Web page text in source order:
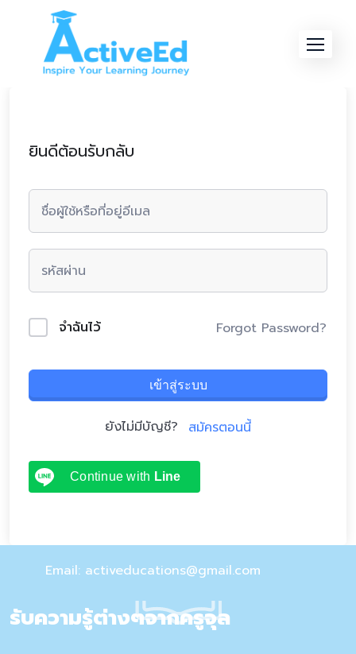
content
ยินดีต้อนรับกลับ
จำฉันไว้ Forgot Password?
เข้าสู่ระบบ
ยังไม่มีบัญชี? สมัครตอนนี้
Continue with Line
Email: activeducations@gmail.com
รับความรู้ต่างๆจากครูจุล